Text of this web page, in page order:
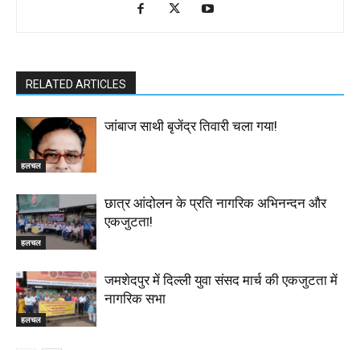
RELATED ARTICLES
हलचल
जांबाज साथी बृजेंद्र तिवारी चला गया!
हलचल
छात्र आंदोलन के प्रति नागरिक अभिनन्दन और
एकजुटता!
हलचल
जमशेदपुर में दिल्ली युवा संसद मार्च की एकजुटता में
नागरिक सभा